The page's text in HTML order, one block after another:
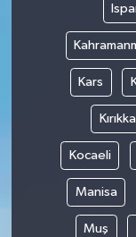
Kars
Kocaeli
Manisa
Muş